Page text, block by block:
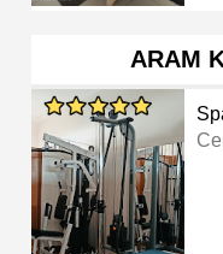
ARAM